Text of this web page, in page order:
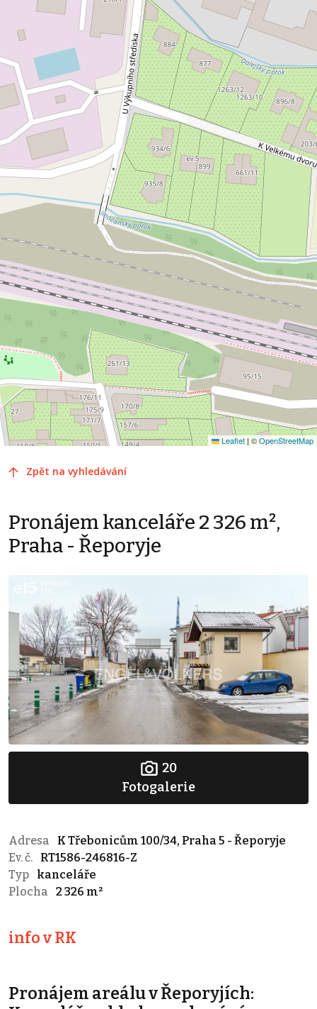
Leaflet | ©OpenStreetMap
Zpět na vyhledávání
Pronájem kanceláře 2 326 m²,
Praha - Řeporyje
20
Fotogalerie
Adresa
K Třebonicům 100/34, Praha 5 - Řeporyje
Ev. č.
RT1586-246816-Z
Typ
kanceláře
Plocha
2 326 m²
info v RK
Pronájem areálu v Řeporyjích: